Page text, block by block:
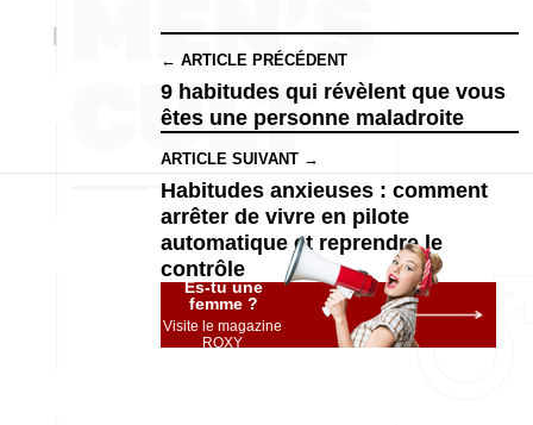
← ARTICLE PRÉCÉDENT
9 habitudes qui révèlent que vous
êtes une personne maladroite
ARTICLE SUIVANT →
Habitudes anxieuses : comment
arrêter de vivre en pilote
automatique et reprendre le
contrôle
Es-tu une
femme ?
Visite le magazine
ROXY